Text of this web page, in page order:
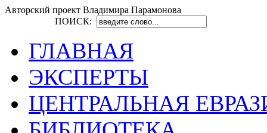
Авторский проект Владимира Парамонова
ПОИСК:
ГЛАВНАЯ
ЭКСПЕРТЫ
ЦЕНТРАЛЬНАЯ